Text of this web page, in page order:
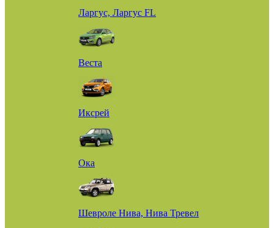
Ларгус, Ларгус FL
Веста
Иксрей
Ока
Шевроле Нива, Нива Тревел